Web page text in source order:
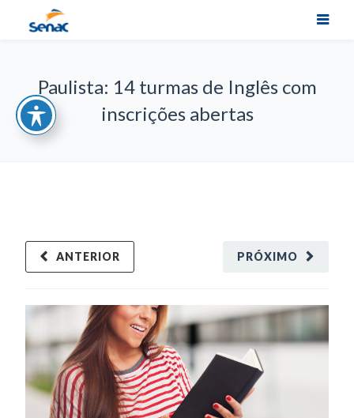
Paulista: 14 turmas de Inglês com
inscrições abertas
PRÓXIMO
ANTERIOR